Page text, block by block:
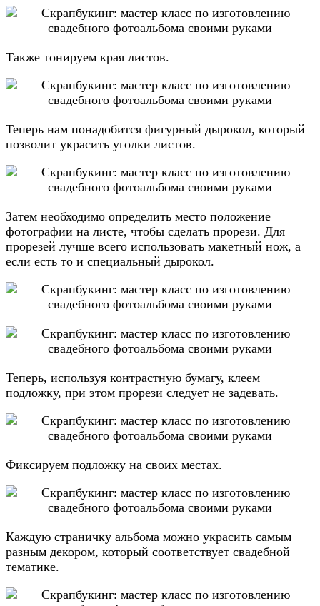
Также тонируем края листов.
Теперь нам понадобится фигурный дырокол, который
позволит украсить уголки листов.
Затем необходимо определить место положение
фотографии на листе, чтобы сделать прорези. Для
прорезей лучше всего использовать макетный нож, а
если есть то и специальный дырокол.
Теперь, используя контрастную бумагу, клеем
подложку, при этом прорези следует не задевать.
Фиксируем подложку на своих местах.
Каждую страничку альбома можно украсить самым
разным декором, который соответствует свадебной
тематике.